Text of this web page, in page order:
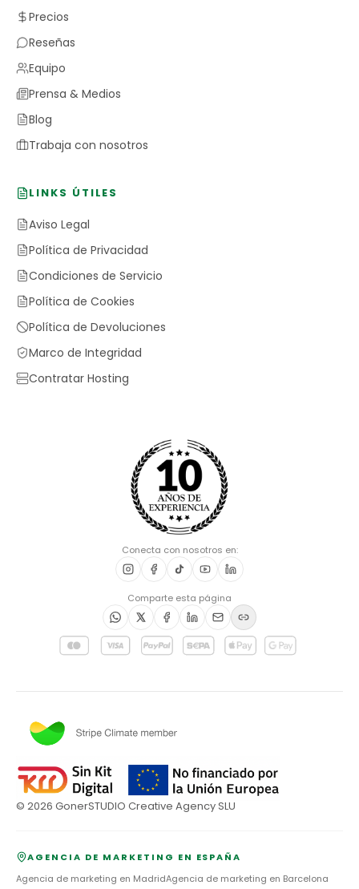
Precios
Reseñas
Equipo
Prensa & Medios
Blog
Trabaja con nosotros
LINKS ÚTILES
Aviso Legal
Política de Privacidad
Condiciones de Servicio
Política de Cookies
Política de Devoluciones
Marco de Integridad
Contratar Hosting
Conecta con nosotros en:
Comparte esta página
© 2026 GonerSTUDIO Creative Agency SLU
AGENCIA DE MARKETING EN ESPAÑA
Agencia de marketing en MadridAgencia de marketing en Barcelona